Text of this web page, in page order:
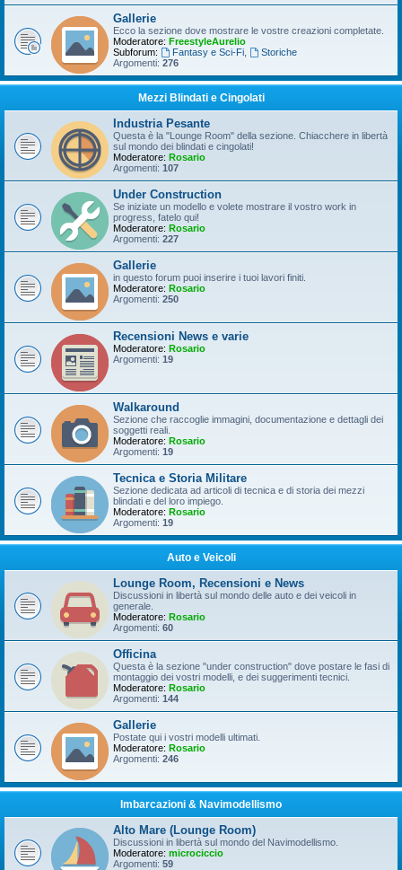
Gallerie
Ecco la sezione dove mostrare le vostre creazioni completate.
Moderatore: FreestyleAurelio
Subforum:
Fantasy e Sci-Fi,
Storiche
Argomenti: 276
Mezzi Blindati e Cingolati
Industria Pesante
Questa è la "Lounge Room" della sezione. Chiacchere in libertà
sul mondo dei blindati e cingolati!
Moderatore: Rosario
Argomenti: 107
Under Construction
Se iniziate un modello e volete mostrare il vostro work in
progress, fatelo qui!
Moderatore: Rosario
Argomenti: 227
Gallerie
in questo forum puoi inserire i tuoi lavori finiti.
Moderatore: Rosario
Argomenti: 250
Recensioni News e varie
Moderatore: Rosario
Argomenti: 19
Walkaround
Sezione che raccoglie immagini, documentazione e dettagli dei
soggetti reali.
Moderatore: Rosario
Argomenti: 19
Tecnica e Storia Militare
Sezione dedicata ad articoli di tecnica e di storia dei mezzi
blindati e del loro impiego.
Moderatore: Rosario
Argomenti: 19
Auto e Veicoli
Lounge Room, Recensioni e News
Discussioni in libertà sul mondo delle auto e dei veicoli in
generale.
Moderatore: Rosario
Argomenti: 60
Officina
Questa è la sezione "under construction" dove postare le fasi di
montaggio dei vostri modelli, e dei suggerimenti tecnici.
Moderatore: Rosario
Argomenti: 144
Gallerie
Postate qui i vostri modelli ultimati.
Moderatore: Rosario
Argomenti: 246
Imbarcazioni & Navimodellismo
Alto Mare (Lounge Room)
Discussioni in libertà sul mondo del Navimodellismo.
Moderatore: microciccio
Argomenti: 59